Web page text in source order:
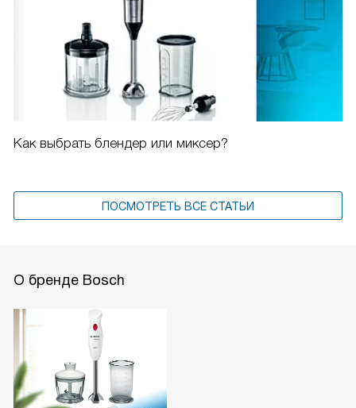
Как выбрать блендер или миксер?
ПОСМОТРЕТЬ ВСЕ СТАТЬИ
О бренде Bosch